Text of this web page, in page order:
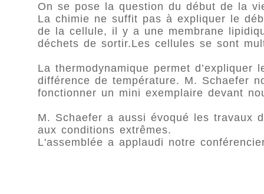
On se pose la question du début de la
La chimie ne suffit pas à expliquer le
de la cellule, il y a une membrane
déchets de sortir.Les cellules se sont
La thermodynamique permet
différence de température. M. Schaefer
fonctionner un mini exemplaire devant
M. Schaefer a aussi évoqué les travaux
aux conditions extrêmes.
L'assemblée a applaudi notre